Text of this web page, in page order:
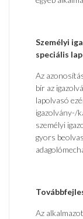
Személyi
speciális
Az
bír az
lapolvasó
igazolvány-/
személyi
gyors
Az